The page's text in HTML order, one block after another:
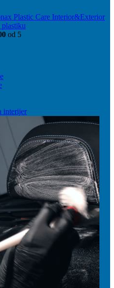
Plastic Care Interior&Exterior
plastiku
od 5
interijer